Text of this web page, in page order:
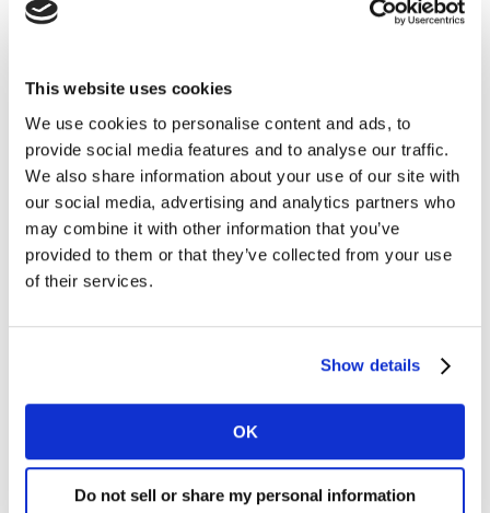
This website uses cookies
We use cookies to personalise content and ads, to
provide social media features and to analyse our traffic.
We also share information about your use of our site with
our social media, advertising and analytics partners who
may combine it with other information that you’ve
provided to them or that they’ve collected from your use
of their services.
Show details
OK
Do not sell or share my personal information
frecuente que comamos o compremos juntos algo para
sea muy temprano por la mañana o en la noche para
cenar”.
No solo se pasa tiempo con los compañeros del
trabajo, sino que también al final de la semana es
cuando más se convive con ellos y los sábados lo
ocupan para hacer reuniones ocasionales con otros
amigos. El fin de semana es cuando la pareja comparte
que se compra es para comerlo en la oficina, pero
también en el lugar donde se adquirió. También